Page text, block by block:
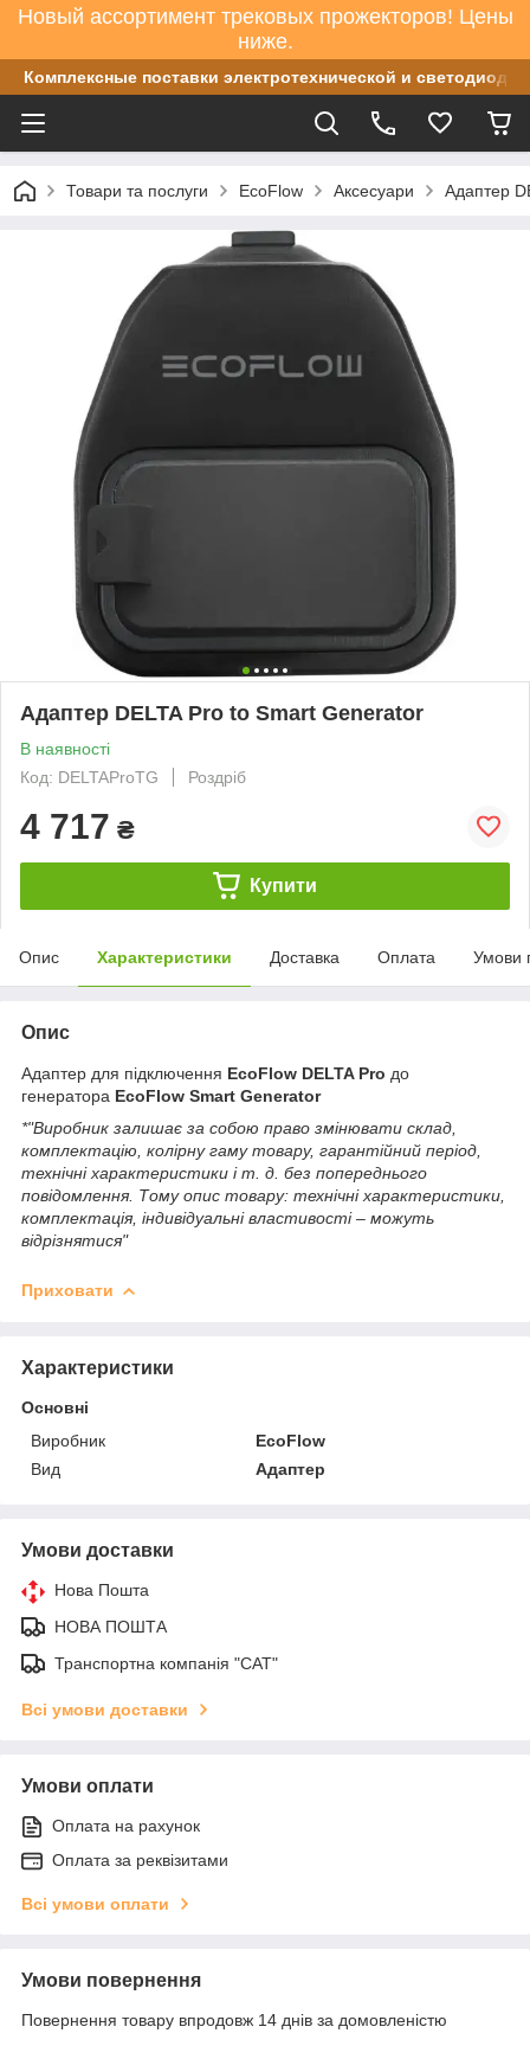
Новый ассортимент трековых прожекторов! Цены
ниже.
Комплексные поставки электротехнической и
Товари та послуги EcoFlow Аксесуари Адаптер
Адаптер DELTA Pro to Smart Generator
В наявності
Код: DELTAProTG
Роздріб
4 717 ₴
Купити
Опис Характеристики Доставка Оплата Умови
Опис
Адаптер для підключення EcoFlow DELTA Pro до
генератора EcoFlow Smart Generator
*"Виробник залишає за собою право змінювати склад,
комплектацію, колірну гаму товару, гарантійний період,
технічні характеристики і т. д. без попереднього
повідомлення. Тому опис товару: технічні характеристики,
комплектація, індивідуальні властивості – можуть
відрізнятися"
Приховати
Характеристики
Основні
Виробник
EcoFlow
Вид
Адаптер
Умови доставки
Нова Пошта
НОВА ПОШТА
Транспортна компанія "САТ"
Всі умови доставки
Умови оплати
Оплата на рахунок
Оплата за реквізитами
Всі умови оплати
Умови повернення
Повернення товару впродовж 14 днів за домовленістю